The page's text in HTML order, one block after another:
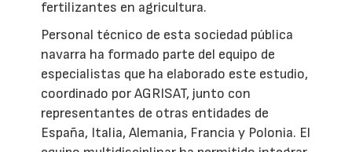
fertilizantes en agricultura.
Personal técnico de esta sociedad pública
navarra ha formado parte del equipo de
especialistas que ha elaborado este estudio,
coordinado por AGRISAT, junto con
representantes de otras entidades de
España, Italia, Alemania, Francia y Polonia. El